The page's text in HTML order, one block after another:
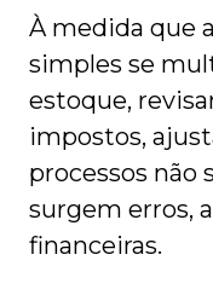
À medida que
simples se
estoque,
impostos,
processos não
surgem erros,
financeiras.